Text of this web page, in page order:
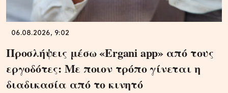
06.08.2026, 9:02
Προσλήψεις μέσω «Ergani app» από τους
εργοδότες: Με ποιον τρόπο γίνεται η
διαδικασία από το κινητό